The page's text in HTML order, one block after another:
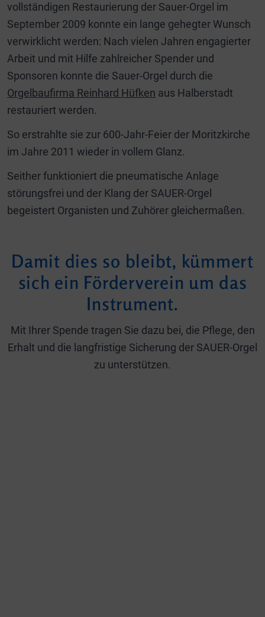
vollständigen Restaurierung der Sauer-Orgel im
September 2009 konnte ein lange gehegter Wunsch
verwirklicht werden: Nach vielen Jahren engagierter
Arbeit und mit Hilfe zahlreicher Spender und
Sponsoren konnte die Sauer-Orgel durch die
Orgelbaufirma Reinhard Hüfken aus Halberstadt
restauriert werden.
So erstrahlte sie zur 600-Jahr-Feier der Moritzkirche
im Jahre 2011 wieder in vollem Glanz.
Seither funktioniert die pneumatische Anlage
störungsfrei und der Klang der SAUER-Orgel
begeistert Organisten und Zuhörer gleichermaßen.
Damit dies so bleibt, kümmert
sich ein Förderverein um das
Instrument.
Mit Ihrer Spende tragen Sie dazu bei, die Pflege, den
Erhalt und die langfristige Sicherung der SAUER-Orgel
zu unterstützen.